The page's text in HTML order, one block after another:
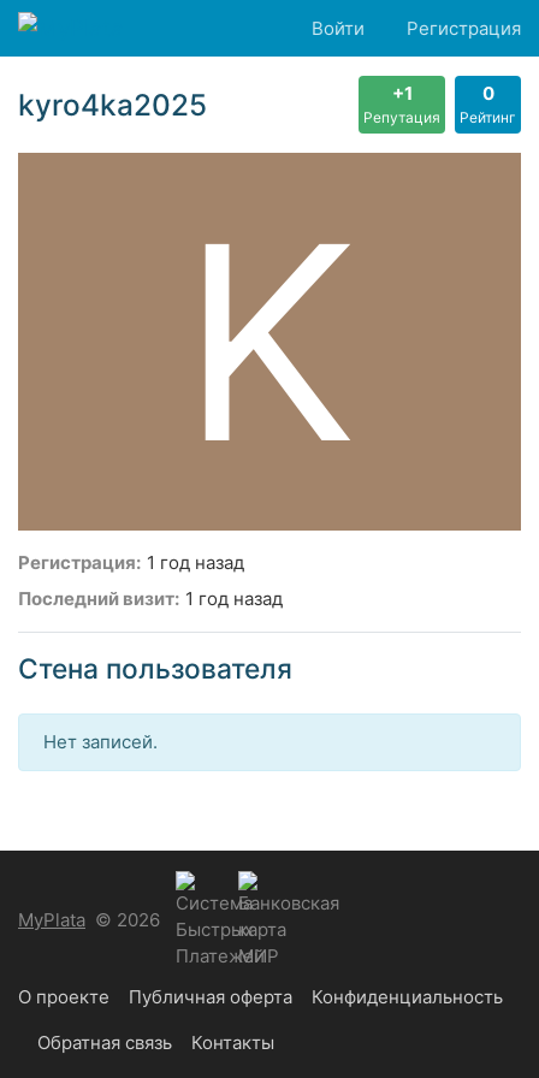
Войти Регистрация
kyro4ka2025 +1
Репутация
0
Рейтинг
K
Регистрация: 1 год назад
Последний визит: 1 год назад
Стена пользователя
Нет записей.
MyPlata © 2026
О проекте Публичная оферта
Конфиденциальность
Обратная связь
Контакты